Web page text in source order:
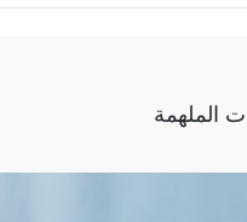
الملهمة